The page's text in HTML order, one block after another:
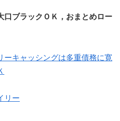
口ブラックＯＫ，おまとめロー
ーキャッシングは多重債務に寛
リー